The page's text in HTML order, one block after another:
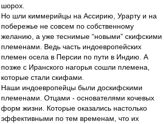
шорох.
Но шли киммерийцы на Ассирию, Урарту и на
побережье не совсем по собственному
желанию, а уже теснимые “новыми” скифскими
племенами. Ведь часть индоевропейских
племен осела в Персии по пути в Индию. А
позже с Иранского нагорья сошли племена,
которые стали скифами.
Наши индоевропейцы были доскифскими
племенами. Отцами - основателями кочевых
форм жизни. Которые оказались настолько
эффективными по тем временам, что их